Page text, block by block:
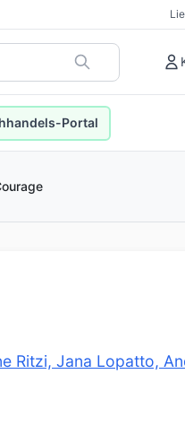
Portal
Ritzi, Jana Lopatto,